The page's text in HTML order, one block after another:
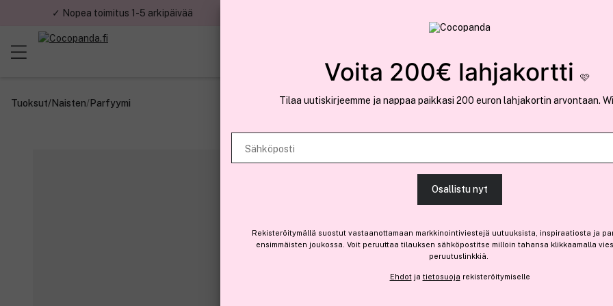
✓ Nopea toimitus 1-5 arkipäivää
Tuoksut/Naisten/Parfyymi
Elie Saab
Le Parfum In White Eau De
-40% Vain 2 varastossa
59,30 €
Voita 200€ lahjakortti 🩷
Tilaa uutiskirjeemme ja nappaa paikkasi 200 euron lahjakortin arvontaan.
Sähköposti
Osallistu nyt
Rekisteröitymällä suostut vastaanottamaan markkinointiviestejä uutuuksista, inspiraatiosta ja
ensimmäisten joukossa. Voit peruuttaa tilauksen sähköpostitse milloin tahansa klikkaamalla
peruutuslinkkiä.
Ehdotja tietosuoja rekisteröitymiselle